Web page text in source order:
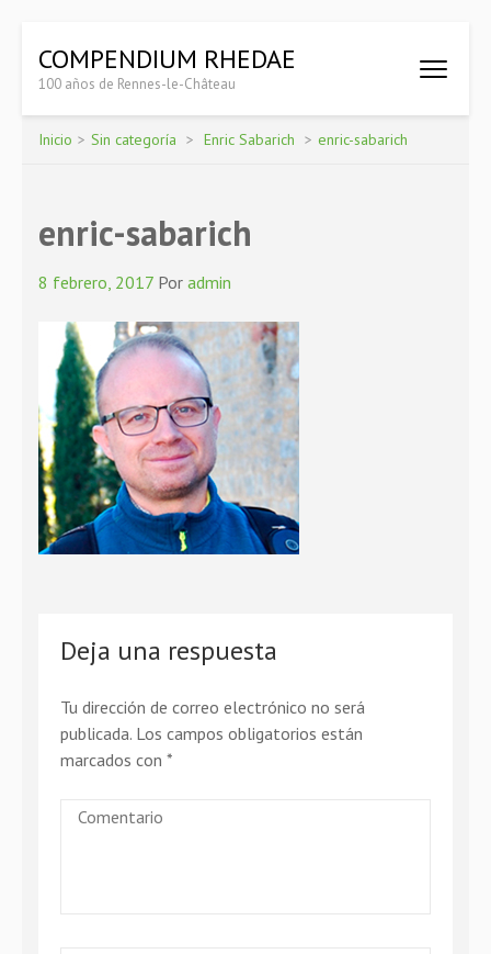
contenido
(presiona
COMPENDIUM RHEDAE
100 años de Rennes-le-Château
Inicio > Sin categoría > Enric Sabarich > enric-sabarich
enric-sabarich
8 febrero, 2017 Por admin
Deja una respuesta
Tu dirección de correo electrónico no será
publicada. Los campos obligatorios están
marcados con *
Comentario